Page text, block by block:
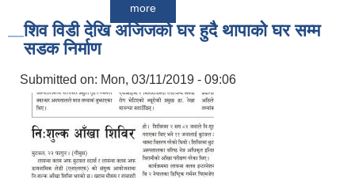
शिव विडी देखि अजिजको घर हुदै थापाको घर सम्म
सडक निर्माण
Submitted on: Mon, 03/11/2019 - 09:06